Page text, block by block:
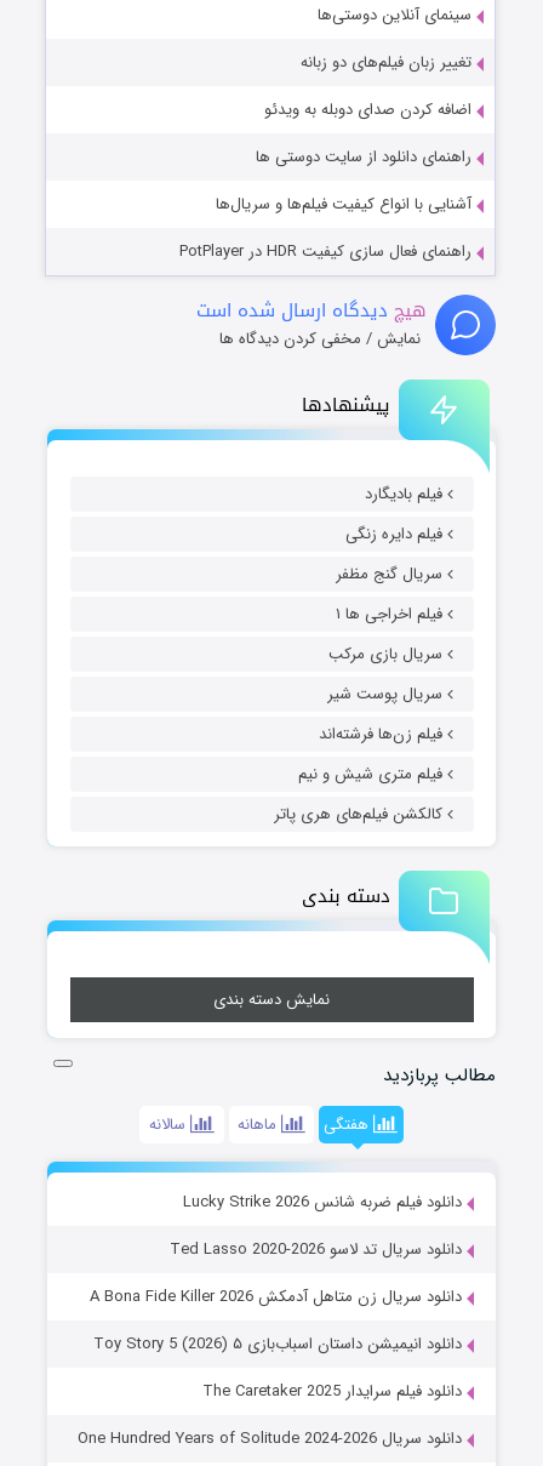
پیشنهادها
فیلم بادیگارد
فیلم دایره زنگی
سریال گنج مظفر
فیلم اخراجی ها ۱
سریال بازی مرکب
سریال پوست شیر
فیلم زن‌ها فرشته‌اند
فیلم متری شیش و نیم
کالکشن فیلم‌های هری پاتر
دسته بندی
نمایش دسته بندی
مطالب پربازدید
هفتگی ماهانه سالانه
دانلود فیلم ضربه شانس Lucky Strike 2026
دانلود سریال تد لاسو Ted Lasso 2020-2026
دانلود سریال زن متاهل آدمکش A Bona Fide Killer 2026
دانلود انیمیشن داستان اسباب‌بازی ۵ Toy Story 5 (2026)
دانلود فیلم سرایدار The Caretaker 2025
دانلود سریال One Hundred Years of Solitude 2024-2026
سینمای آنلاین دوستی‌ها
تغییر زبان فیلم‌های دو زبانه
اضافه کردن صدای دوبله به ویدئو
راهنمای دانلود از سایت دوستی ها
آشنایی با انواع کیفیت فیلم‌ها و سریال‌ها
راهنمای فعال سازی کیفیت HDR در PotPlayer
هیچ دیدگاه ارسال شده است
نمایش / مخفی کردن دیدگاه ها